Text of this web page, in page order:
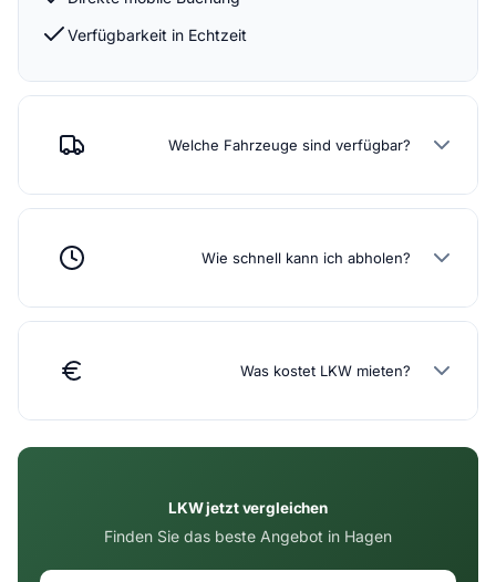
Verfügbarkeit in Echtzeit
Welche Fahrzeuge sind verfügbar?
Wie schnell kann ich abholen?
Was kostet LKW mieten?
LKW jetzt vergleichen
Finden Sie das beste Angebot in Hagen